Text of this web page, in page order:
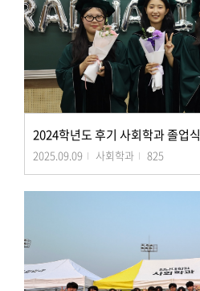
2024학년도 후기 사회학과 졸업식
2025.09.09 사회학과 825